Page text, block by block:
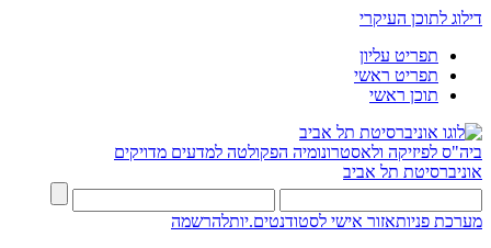
דילוג לתוכן העיקרי
תפריט עליון
תפריט ראשי
תוכן ראשי
ביה"ס לפיזיקה ולאסטרונומיה הפקולטה למדעים מדויקים
אוניברסיטת תל אביב
מערכת פניותאזור אישי לסטודנטים.יותלהרשמה